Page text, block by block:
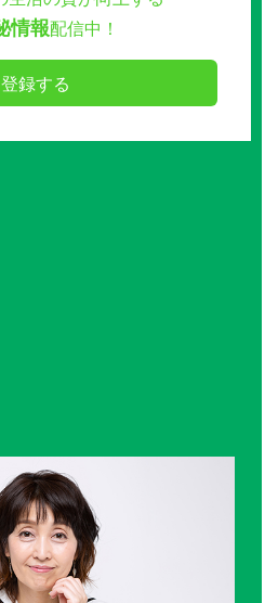
情報配信中！
登録する